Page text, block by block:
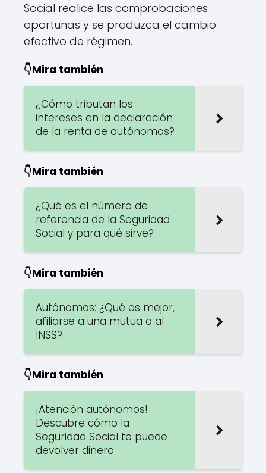
Social realice las comprobaciones
oportunas y se produzca el cambio
efectivo de régimen.
👇Mira también
¿Cómo tributan los
intereses en la declaración
de la renta de autónomos?
👇Mira también
¿Qué es el número de
referencia de la Seguridad
Social y para qué sirve?
👇Mira también
Autónomos: ¿Qué es mejor,
afiliarse a una mutua o al
INSS?
👇Mira también
¡Atención autónomos!
Descubre cómo la
Seguridad Social te puede
devolver dinero